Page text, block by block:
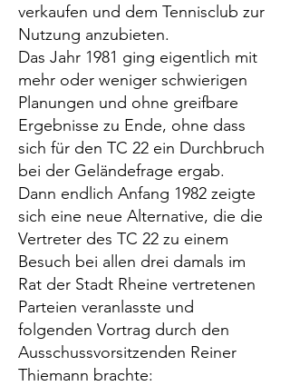
verkaufen und dem Tennisclub zur
Nutzung anzubieten.
Das Jahr 1981 ging eigentlich mit
mehr oder weniger schwierigen
Planungen und ohne greifbare
Ergebnisse zu Ende, ohne dass
sich für den TC 22 ein Durchbruch
bei der Geländefrage ergab.
Dann endlich Anfang 1982 zeigte
sich eine neue Alternative, die die
Vertreter des TC 22 zu einem
Besuch bei allen drei damals im
Rat der Stadt Rheine vertretenen
Parteien veranlasste und
folgenden Vortrag durch den
Ausschussvorsitzenden Reiner
Thiemann brachte: